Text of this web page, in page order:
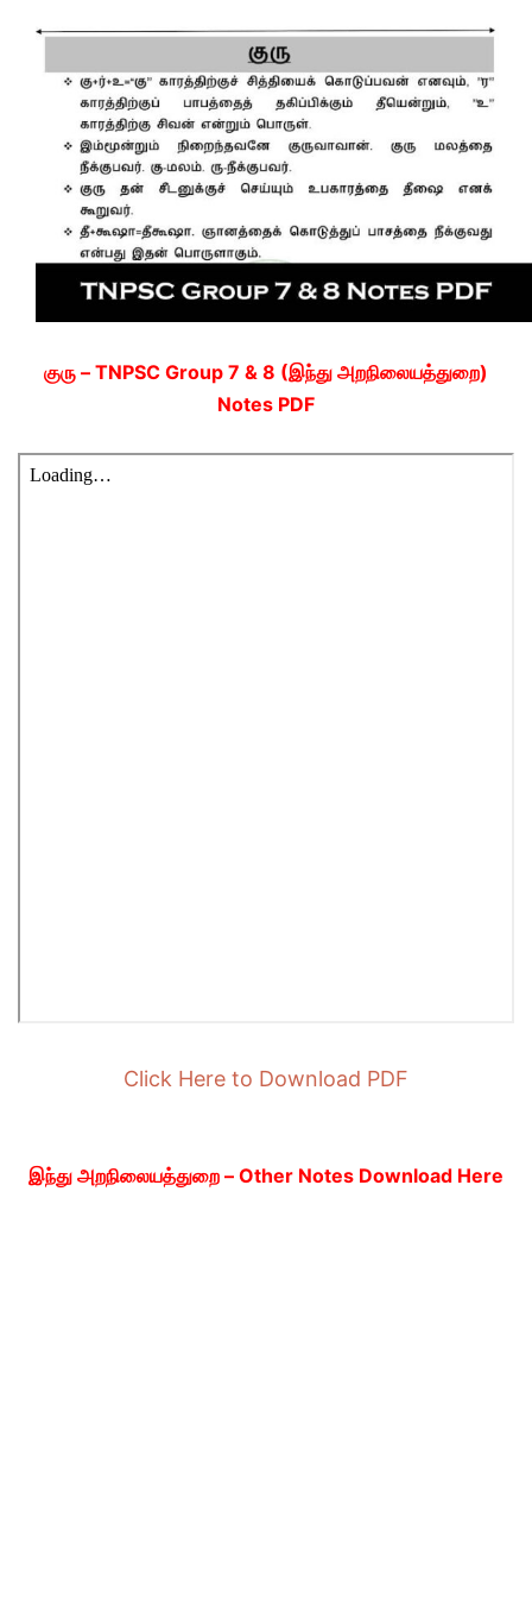
குரு – TNPSC Group 7 & 8 (இந்து அறநிலையத்துறை)
Notes PDF
Click Here to Download PDF
இந்து அறநிலையத்துறை – Other Notes Download Here